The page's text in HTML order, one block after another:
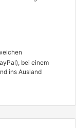
bei einem
ins Ausland